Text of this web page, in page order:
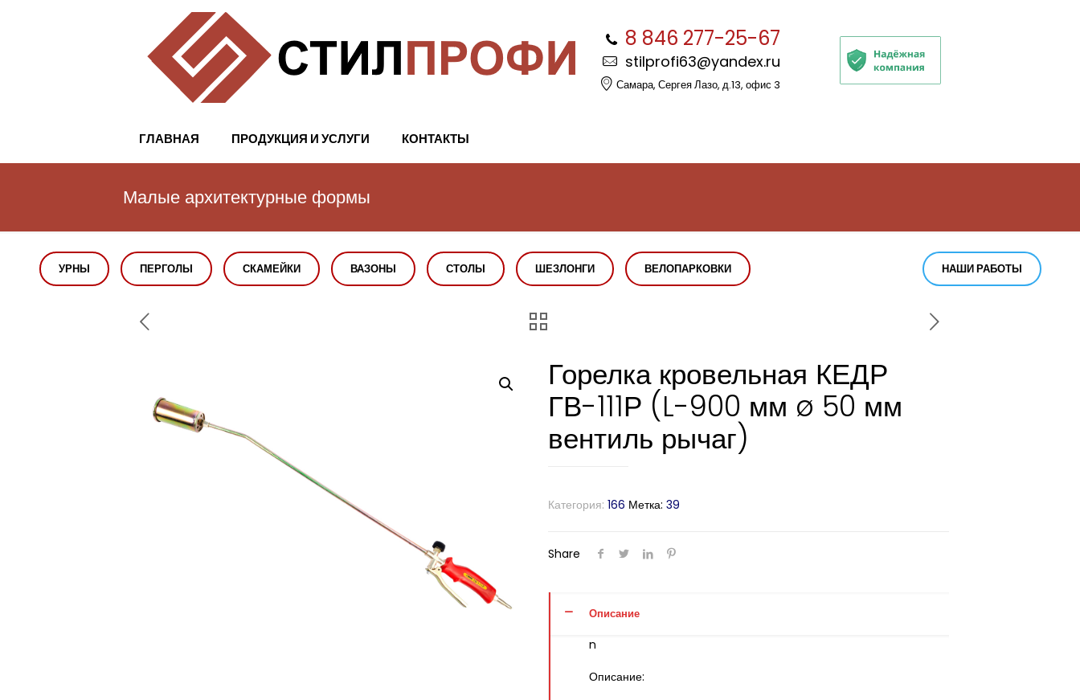
ГЛАВНАЯ ПРОДУКЦИЯ И УСЛУГИ КОНТАКТЫ
8 846 277-25-67
stilprofi63@yandex.ru
Самара, Сергея Лазо, д.13, офис 3
Малые архитектурные формы
УРНЫ ПЕРГОЛЫ СКАМЕЙКИ ВАЗОНЫ СТОЛЫ ШЕЗЛОНГИ ВЕЛОПАРКОВКИ НАШИ РАБОТЫ
Горелка кровельная КЕДР
ГВ-111Р (L-900 мм ø 50 мм
вентиль рычаг)
Категория:166 Метка:39
Share
Описание
n
Описание: